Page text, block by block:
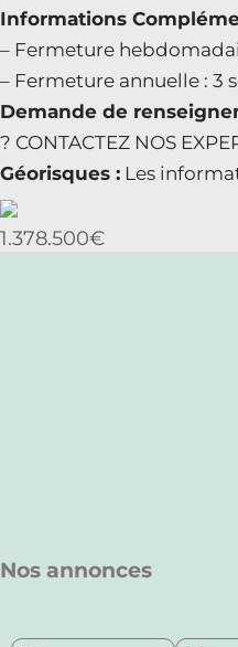
Informations
– Fermeture
– Fermeture annuelle : 3
Demande de
? CONTACTEZ NOS
Géorisques : Les
1.378.500€
Nos annonces